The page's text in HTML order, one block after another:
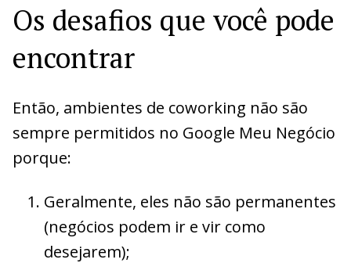
Os desafios que você pode
encontrar
Então, ambientes de coworking não são
sempre permitidos no Google Meu Negócio
porque:
Geralmente, eles não são permanentes
(negócios podem ir e vir como
desejarem);